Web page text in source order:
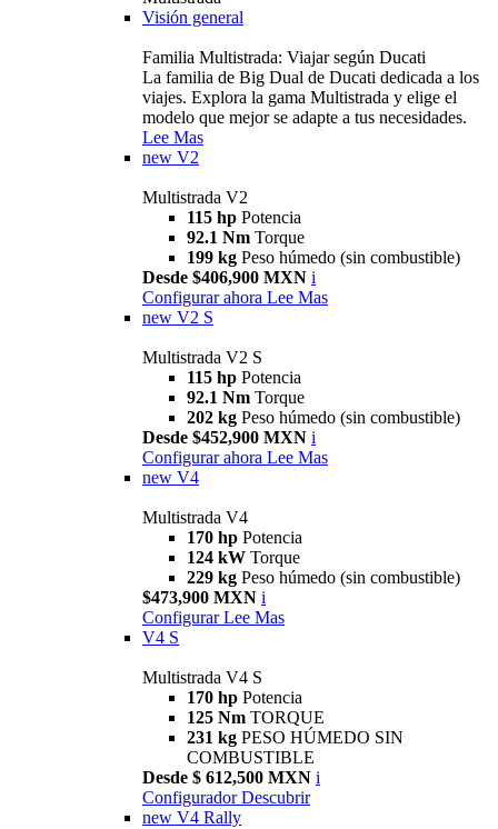
Visión general
Familia Multistrada: Viajar según Ducati
La familia de Big Dual de Ducati dedicada a los
viajes. Explora la gama Multistrada y elige el
modelo que mejor se adapte a tus necesidades.
Lee Mas
new V2
Multistrada V2
115 hp Potencia
92.1 Nm Torque
199 kg Peso húmedo (sin combustible)
Desde $406,900 MXN i
Configurar ahora Lee Mas
new V2 S
Multistrada V2 S
115 hp Potencia
92.1 Nm Torque
202 kg Peso húmedo (sin combustible)
Desde $452,900 MXN i
Configurar ahora Lee Mas
new V4
Multistrada V4
170 hp Potencia
124 kW Torque
229 kg Peso húmedo (sin combustible)
$473,900 MXN i
Configurar Lee Mas
V4 S
Multistrada V4 S
170 hp Potencia
125 Nm TORQUE
231 kg PESO HÚMEDO SIN
COMBUSTIBLE
Desde $ 612,500 MXN i
Configurador Descubrir
new V4 Rally